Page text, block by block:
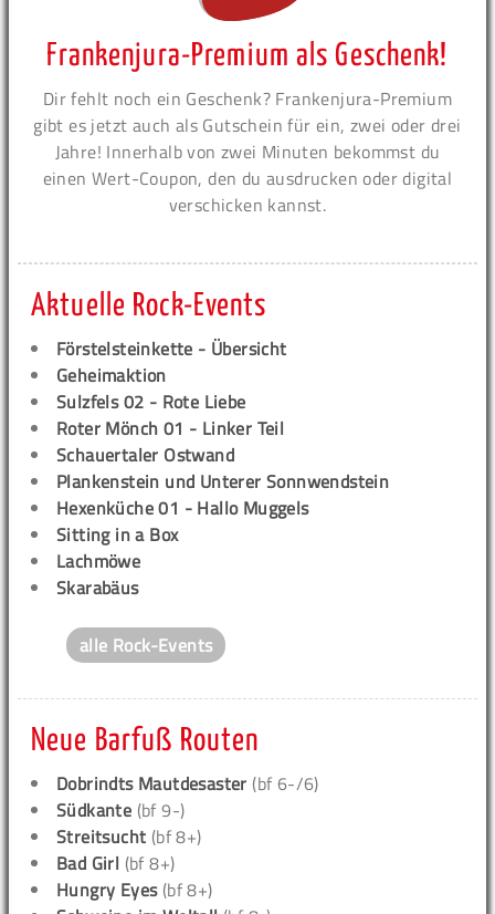
Frankenjura-Premium als Geschenk!
Dir fehlt noch ein Geschenk? Frankenjura-Premium
gibt es jetzt auch als Gutschein für ein, zwei oder drei
Jahre! Innerhalb von zwei Minuten bekommst du
einen Wert-Coupon, den du ausdrucken oder digital
verschicken kannst.
Aktuelle Rock-Events
Förstelsteinkette - Übersicht
Geheimaktion
Sulzfels 02 - Rote Liebe
Roter Mönch 01 - Linker Teil
Schauertaler Ostwand
Plankenstein und Unterer Sonnwendstein
Hexenküche 01 - Hallo Muggels
Sitting in a Box
Lachmöwe
Skarabäus
alle Rock-Events
Neue Barfuß Routen
Dobrindts Mautdesaster (bf 6-/6)
Südkante (bf 9-)
Streitsucht (bf 8+)
Bad Girl (bf 8+)
Hungry Eyes(bf 8+)